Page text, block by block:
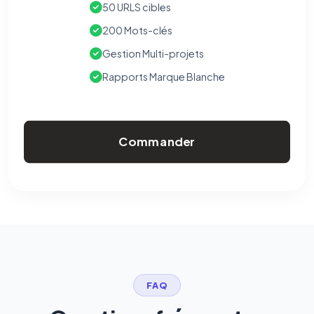
50 URLS cibles
200 Mots-clés
Gestion Multi-projets
Rapports Marque Blanche
Commander
FAQ